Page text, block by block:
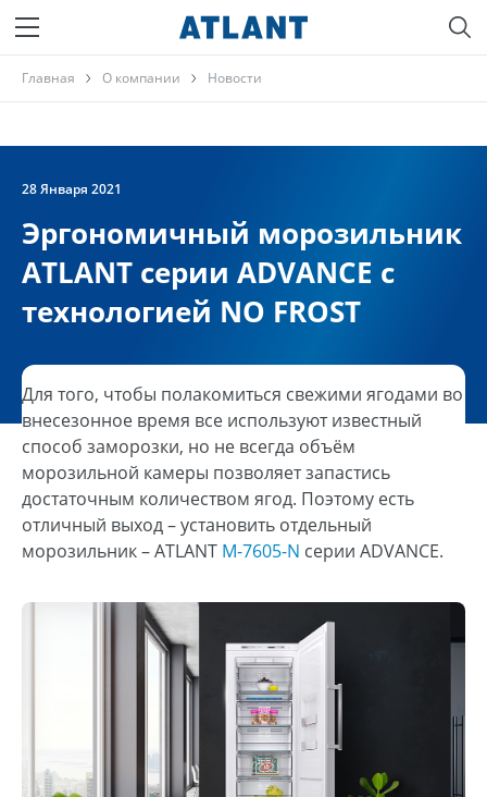
Главная О компании Новости
28 Января 2021
Эргономичный морозильник
ATLANT серии ADVANCE с
технологией NO FROST
Для того, чтобы полакомиться свежими ягодами во
внесезонное время все используют известный
способ заморозки, но не всегда объём
морозильной камеры позволяет запастись
достаточным количеством ягод. Поэтому есть
отличный выход – установить отдельный
морозильник – ATLANT М-7605-N серии ADVANCE.